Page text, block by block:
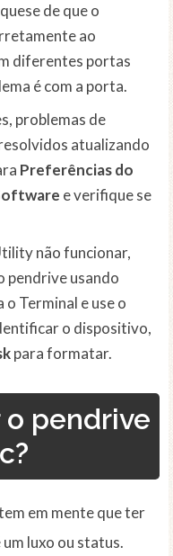
de que o
ao
diferentes portas
é com a porta.
problemas de
atualizando
Preferências do
e verifique se
não funcionar,
usando
Terminal e use o
o dispositivo,
para formatar.
pendrive
em mente que ter
luxo ou status.